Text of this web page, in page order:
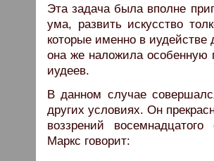
Эта задача была вполне
ума, развить искусство
которые именно в
она же наложила особенную
иудеев.
В данном случае
других условиях. Он
воззрений
Маркс говорит: